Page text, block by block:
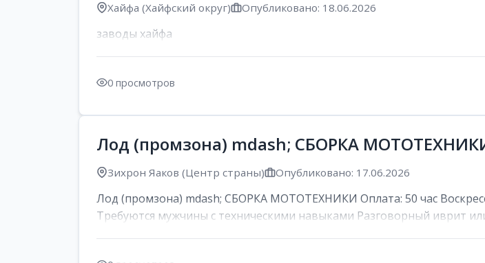
Хайфа (Хайфский округ) Опубликовано: 18.06.2026
заводы хайфа
0 просмотров
Лод (промзона) mdash; СБОРКА
Зихрон Яаков (Центр страны) Опубликовано: 17.06.2026
Лод (промзона) mdash; СБОРКА МОТОТЕХНИКИ Оплата: 50 час
Требуются мужчины с техническими навыками Разговорный иврит